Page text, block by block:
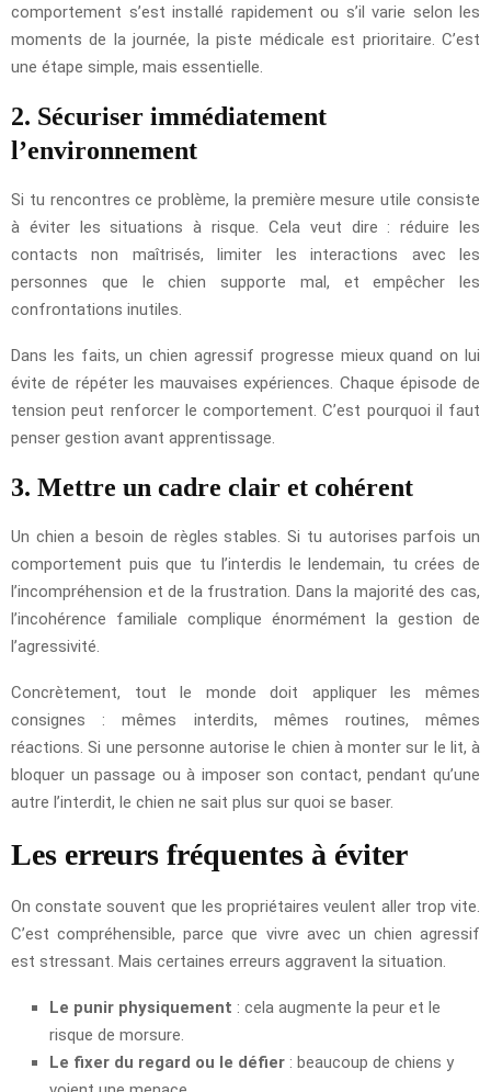
comportement s’est installé rapidement ou s’il varie selon les
moments de la journée, la piste médicale est prioritaire. C’est
une étape simple, mais essentielle.
2. Sécuriser immédiatement
l’environnement
Si tu rencontres ce problème, la première mesure utile consiste
à éviter les situations à risque. Cela veut dire : réduire les
contacts non maîtrisés, limiter les interactions avec les
personnes que le chien supporte mal, et empêcher les
confrontations inutiles.
Dans les faits, un chien agressif progresse mieux quand on lui
évite de répéter les mauvaises expériences. Chaque épisode de
tension peut renforcer le comportement. C’est pourquoi il faut
penser gestion avant apprentissage.
3. Mettre un cadre clair et cohérent
Un chien a besoin de règles stables. Si tu autorises parfois un
comportement puis que tu l’interdis le lendemain, tu crées de
l’incompréhension et de la frustration. Dans la majorité des cas,
l’incohérence familiale complique énormément la gestion de
l’agressivité.
Concrètement, tout le monde doit appliquer les mêmes
consignes : mêmes interdits, mêmes routines, mêmes
réactions. Si une personne autorise le chien à monter sur le lit, à
bloquer un passage ou à imposer son contact, pendant qu’une
autre l’interdit, le chien ne sait plus sur quoi se baser.
Les erreurs fréquentes à éviter
On constate souvent que les propriétaires veulent aller trop vite.
C’est compréhensible, parce que vivre avec un chien agressif
est stressant. Mais certaines erreurs aggravent la situation.
Le punir physiquement : cela augmente la peur et le
risque de morsure.
Le fixer du regard ou le défier : beaucoup de chiens y